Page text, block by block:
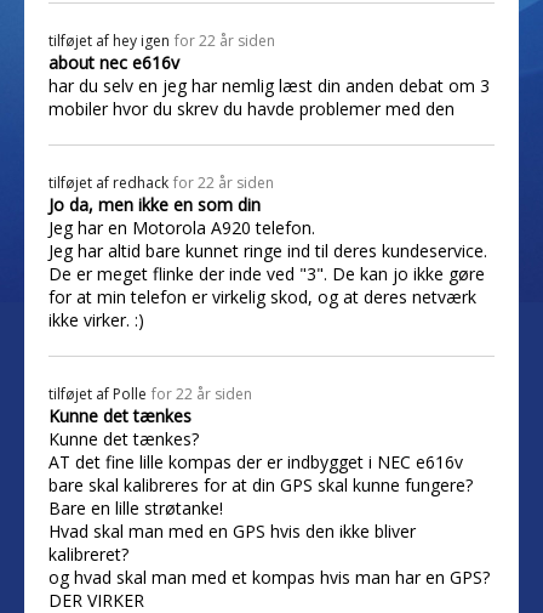
tilføjet af hey igen for 22 år siden
about nec e616v
har du selv en jeg har nemlig læst din anden debat om 3
mobiler hvor du skrev du havde problemer med den
tilføjet af redhack for 22 år siden
Jo da, men ikke en som din
Jeg har en Motorola A920 telefon.
Jeg har altid bare kunnet ringe ind til deres kundeservice.
De er meget flinke der inde ved "3". De kan jo ikke gøre
for at min telefon er virkelig skod, og at deres netværk
ikke virker. :)
tilføjet af Polle for 22 år siden
Kunne det tænkes
Kunne det tænkes?
AT det fine lille kompas der er indbygget i NEC e616v
bare skal kalibreres for at din GPS skal kunne fungere?
Bare en lille strøtanke!
Hvad skal man med en GPS hvis den ikke bliver
kalibreret?
og hvad skal man med et kompas hvis man har en GPS?
DER VIRKER